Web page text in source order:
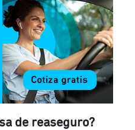
de reaseguro?